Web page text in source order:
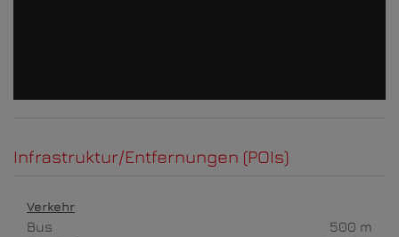
Infrastruktur/Entfernungen (POIs)
Verkehr
Bus
500 m